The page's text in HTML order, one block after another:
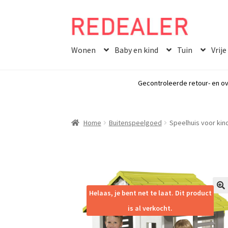
Skip
navigation
Skip
content
Wonen Baby en kind Tuin
Gecontroleerde retour- en
Home Buitenspeelgoed Speelhuis voor
🔍
Helaas, je bent net te laat. Dit product
is al verkocht.